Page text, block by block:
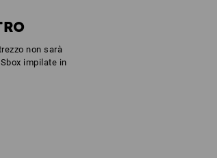
non sarà
impilate in